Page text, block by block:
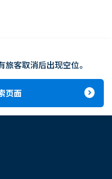
客取消后出现空位。
页面 expand_circle_right